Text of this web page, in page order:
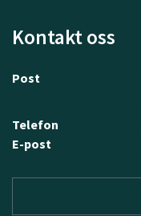
Kontakt oss
Post
Telefon
E-post